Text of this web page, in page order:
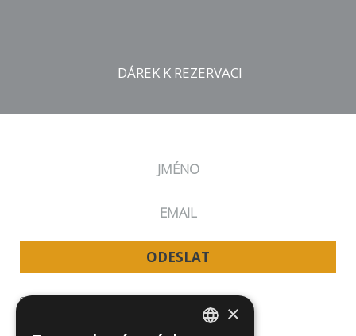
DÁREK K REZERVACI
Za rezervaci přes naše stránky nebo email
procedury během Vašemu pobytu.
ODESLAT
pro marketingové aktivity. Kompletní znění „Souhlasu
se zpracováním osobních údajů” a „Zásad ochrany
×